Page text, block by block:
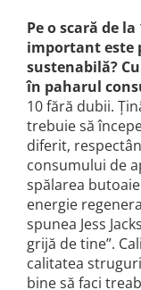
Pe o scară de
important este
sustenabilă?
în paharul
10 fără dubii.
trebuie să
diferit,
consumului de
spălarea
energie
spunea Jess
grijă de tine”.
calitatea
bine să faci